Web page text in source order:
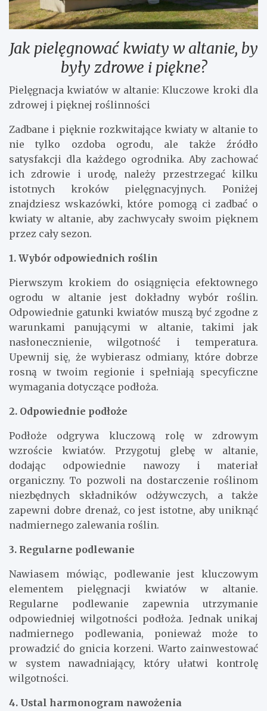
Jak pielęgnować kwiaty w altanie, by
były zdrowe i piękne?
Pielęgnacja kwiatów w altanie: Kluczowe kroki dla
zdrowej i pięknej roślinności
Zadbane i pięknie rozkwitające kwiaty w altanie to
nie tylko ozdoba ogrodu, ale także źródło
satysfakcji dla każdego ogrodnika. Aby zachować
ich zdrowie i urodę, należy przestrzegać kilku
istotnych kroków pielęgnacyjnych. Poniżej
znajdziesz wskazówki, które pomogą ci zadbać o
kwiaty w altanie, aby zachwycały swoim pięknem
przez cały sezon.
1. Wybór odpowiednich roślin
Pierwszym krokiem do osiągnięcia efektownego
ogrodu w altanie jest dokładny wybór roślin.
Odpowiednie gatunki kwiatów muszą być zgodne z
warunkami panującymi w altanie, takimi jak
nasłonecznienie, wilgotność i temperatura.
Upewnij się, że wybierasz odmiany, które dobrze
rosną w twoim regionie i spełniają specyficzne
wymagania dotyczące podłoża.
2. Odpowiednie podłoże
Podłoże odgrywa kluczową rolę w zdrowym
wzroście kwiatów. Przygotuj glebę w altanie,
dodając odpowiednie nawozy i materiał
organiczny. To pozwoli na dostarczenie roślinom
niezbędnych składników odżywczych, a także
zapewni dobre drenaż, co jest istotne, aby uniknąć
nadmiernego zalewania roślin.
3. Regularne podlewanie
Nawiasem mówiąc, podlewanie jest kluczowym
elementem pielęgnacji kwiatów w altanie.
Regularne podlewanie zapewnia utrzymanie
odpowiedniej wilgotności podłoża. Jednak unikaj
nadmiernego podlewania, ponieważ może to
prowadzić do gnicia korzeni. Warto zainwestować
w system nawadniający, który ułatwi kontrolę
wilgotności.
4. Ustal harmonogram nawożenia